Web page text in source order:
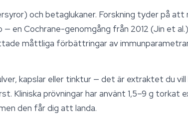
och betaglukaner. Forskning tyder på att
en Cochrane-genomgång från 2012 (Jin et
måttliga förbättringar av
kapslar eller tinktur — det är extraktet du
Kliniska prövningar har använt 1,5–9 g torkat
den får dig att landa.